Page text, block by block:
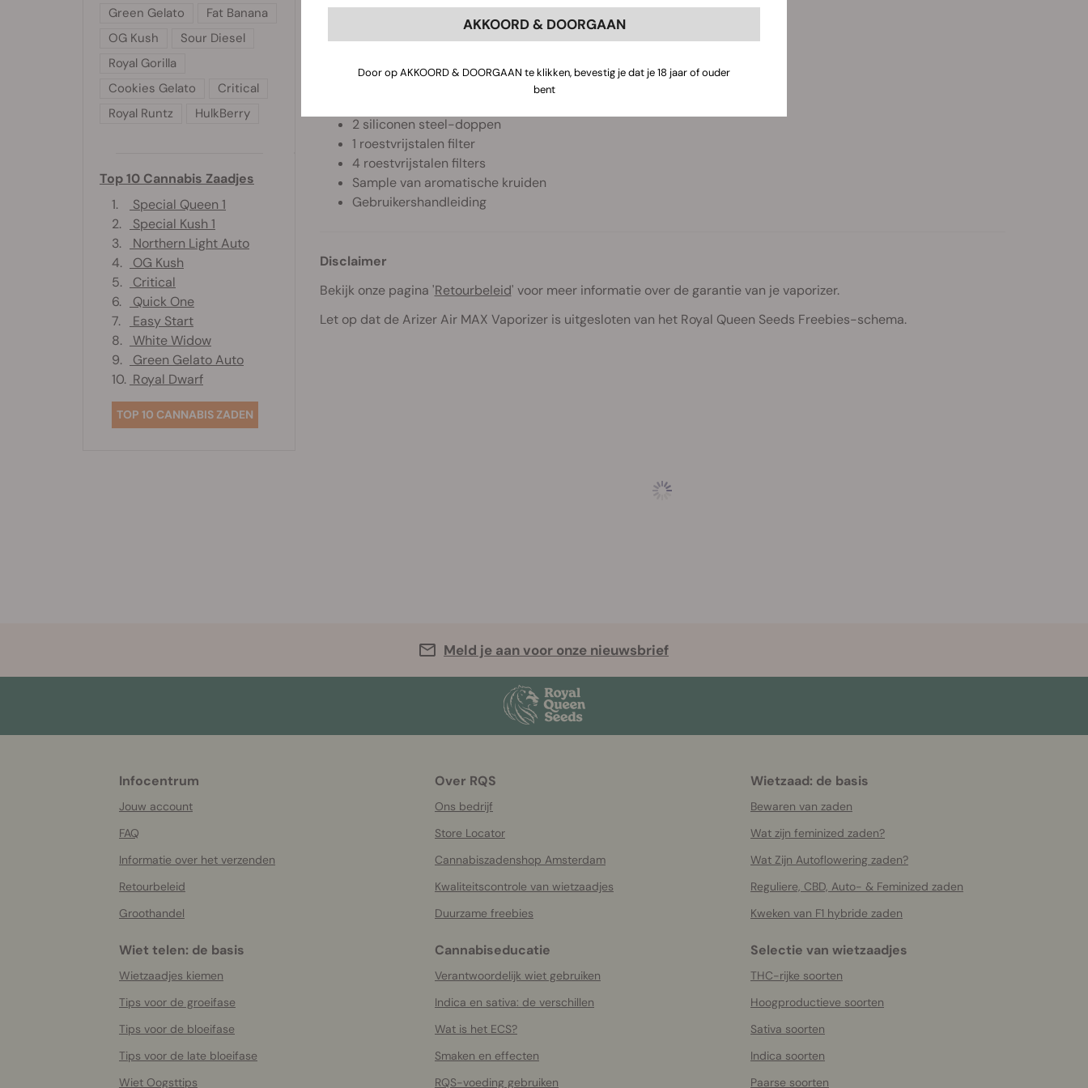
1 26650 batterij
1 70mm glazen aroma buis
1 14mm matglazen aroma buis
2 siliconen steel-doppen
1 roestvrijstalen filter
4 roestvrijstalen filters
Sample van aromatische kruiden
Gebruikershandleiding
Disclaimer
Bekijk onze pagina 'Retourbeleid' voor meer informatie over de garantie van je vaporizer.
Let op dat de Arizer Air MAX Vaporizer is uitgesloten van het Royal Queen Seeds Freebies-schema.
Green Gelato
Fat Banana
OG Kush
Sour Diesel
Royal Gorilla
Cookies Gelato
Critical
Royal Runtz
HulkBerry
Top 10 Cannabis Zaadjes
1.
Special Queen 1
2.
Special Kush 1
3.
Northern Light Auto
4.
OG Kush
5.
Critical
6.
Quick One
7.
Easy Start
8.
White Widow
9.
Green Gelato Auto
10. Royal Dwarf
TOP 10 CANNABIS ZADEN
Meld je aan voor onze nieuwsbrief
Infocentrum
Jouw account
FAQ
Informatie over het verzenden
Retourbeleid
Groothandel
Over RQS
Ons bedrijf
Store Locator
Cannabiszadenshop Amsterdam
Kwaliteitscontrole van wietzaadjes
Duurzame freebies
Wietzaad: de basis
Bewaren van zaden
Wat zijn feminized zaden?
Wat Zijn Autoflowering zaden?
Reguliere, CBD, Auto- & Feminized zaden
Kweken van F1 hybride zaden
Wiet telen: de basis
Wietzaadjes kiemen
Tips voor de groeifase
Tips voor de bloeifase
Tips voor de late bloeifase
Wiet Oogsttips
Cannabiseducatie
Verantwoordelijk wiet gebruiken
Indica en sativa: de verschillen
Wat is het ECS?
Smaken en effecten
RQS-voeding gebruiken
Selectie van wietzaadjes
THC-rijke soorten
Hoogproductieve soorten
Sativa soorten
Indica soorten
Paarse soorten
AKKOORD & DOORGAAN
Door op AKKOORD & DOORGAAN te klikken, bevestig je dat je 18 jaar of ouder
bent